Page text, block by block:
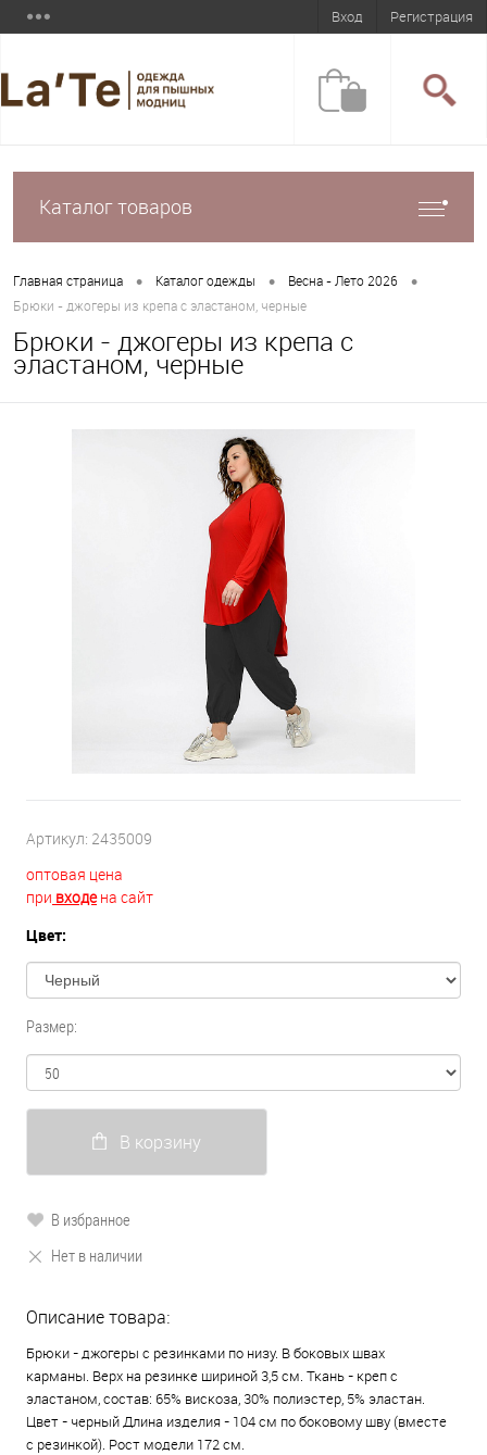
Вход Регистрация
Каталог товаров
Главная страница • Каталог одежды • Весна - Лето 2026 •
Брюки - джогеры из крепа с эластаном, черные
Брюки - джогеры из крепа с
эластаном, черные
Артикул: 2435009
оптовая цена
при входена сайт
Цвет:
Размер:
В корзину
В избранное
Нет в наличии
Описание товара:
Брюки - джогеры с резинками по низу. В боковых швах
карманы. Верх на резинке шириной 3,5 см. Ткань - креп с
эластаном, состав: 65% вискоза, 30% полиэстер, 5% эластан.
Цвет - черный Длина изделия - 104 см по боковому шву (вместе
с резинкой). Рост модели 172 см.